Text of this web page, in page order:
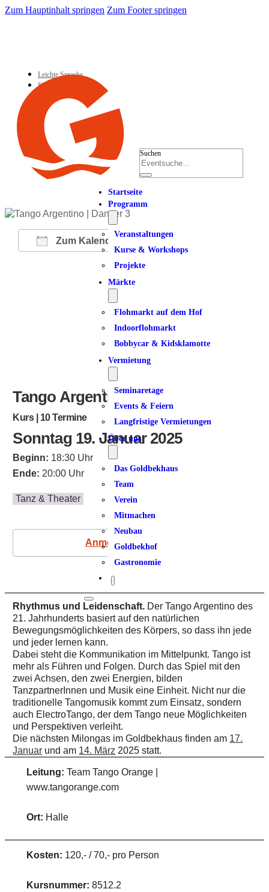
Zum Hauptinhalt springen Zum Footer springen
Leichte Sprache
Kontakt
Suchen
Startseite
Programm
Veranstaltungen
Kurse & Workshops
Projekte
Märkte
Flohmarkt auf dem Hof
Indoorflohmarkt
Bobbycar & Kidsklamotte
Vermietung
Seminaretage
Events & Feiern
Langfristige Vermietungen
Über uns
Das Goldbekhaus
Team
Verein
Mitmachen
Neubau
Goldbekhof
Gastronomie
Zum Kalender hinzufügen
ICS herunterladen
Google Kalender
iCalendarOffice 365
Tango Argentino | Dancer 3
Kurs | 10 Termine
Sonntag 19. Januar 2025
Beginn: 18:30 Uhr
Ende: 20:00 Uhr
Tanz & Theater
Anmeldung
Rhythmus und Leidenschaft. Der Tango Argentino des
21. Jahrhunderts basiert auf den natürlichen
Bewegungsmöglichkeiten des Körpers, so dass ihn jede
und jeder lernen kann.
Dabei steht die Kommunikation im Mittelpunkt. Tango ist
mehr als Führen und Folgen. Durch das Spiel mit den
zwei Achsen, den zwei Energien, bilden
TanzpartnerInnen und Musik eine Einheit. Nicht nur die
traditionelle Tangomusik kommt zum Einsatz, sondern
auch ElectroTango, der dem Tango neue Möglichkeiten
und Perspektiven verleiht.
Die nächsten Milongas im Goldbekhaus finden am 17.
Januar und am 14. März 2025 statt.
Leitung: Team Tango Orange |
www.tangorange.com
Ort: Halle
Kosten: 120,- / 70,- pro Person
Kursnummer: 8512.2